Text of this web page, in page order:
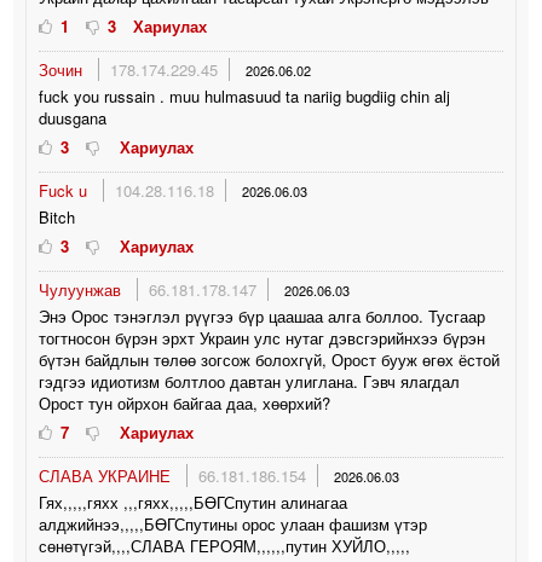
1
3
Хариулах
Зочин
178.174.229.45 2026.06.02
fuck you russain . muu hulmasuud ta nariig bugdiig chin alj
duusgana
3
Хариулах
Fuck u
104.28.116.18 2026.06.03
Bitch
3
Хариулах
Чулуунжав
66.181.178.147 2026.06.03
Энэ Орос тэнэглэл рүүгээ бүр цаашаа алга боллоо. Тусгаар
тогтносон бүрэн эрхт Украин улс нутаг дэвсгэрийнхээ бүрэн
бүтэн байдлын төлөө зогсож болохгүй, Орост бууж өгөх ёстой
гэдгээ идиотизм болтлоо давтан улиглана. Гэвч ялагдал
Орост тун ойрхон байгаа даа, хөөрхий?
7
Хариулах
СЛАВА УКРАИНЕ
66.181.186.154 2026.06.03
Гях,,,,,гяхх ,,,гяхх,,,,,БӨГСпутин алинагаа
алджийнээ,,,,,БӨГСпутины орос улаан фашизм үтэр
сөнөтүгэй,,,,СЛАВА ГЕРОЯМ,,,,,,путин ХУЙЛО,,,,,